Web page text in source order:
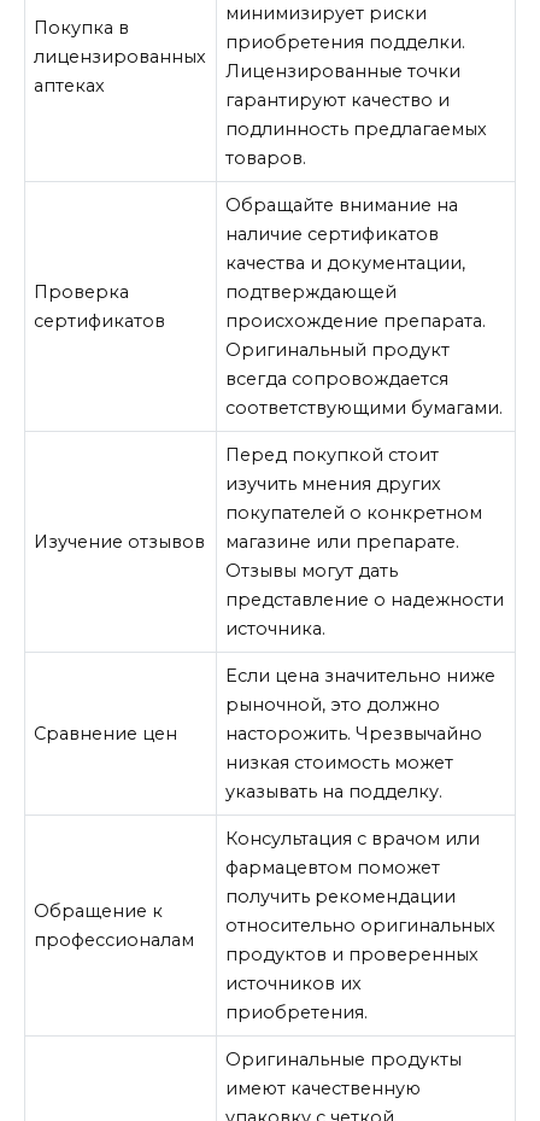
Покупка в
лицензированных
аптеках
минимизирует риски
приобретения подделки.
Лицензированные точки
гарантируют качество и
подлинность предлагаемых
товаров.
Проверка
сертификатов
Обращайте внимание на
наличие сертификатов
качества и документации,
подтверждающей
происхождение препарата.
Оригинальный продукт
всегда сопровождается
соответствующими бумагами.
Изучение отзывов
Перед покупкой стоит
изучить мнения других
покупателей о конкретном
магазине или препарате.
Отзывы могут дать
представление о надежности
источника.
Сравнение цен
Если цена значительно ниже
рыночной, это должно
насторожить. Чрезвычайно
низкая стоимость может
указывать на подделку.
Обращение к
профессионалам
Консультация с врачом или
фармацевтом поможет
получить рекомендации
относительно оригинальных
продуктов и проверенных
источников их
приобретения.
Оригинальные продукты
имеют качественную